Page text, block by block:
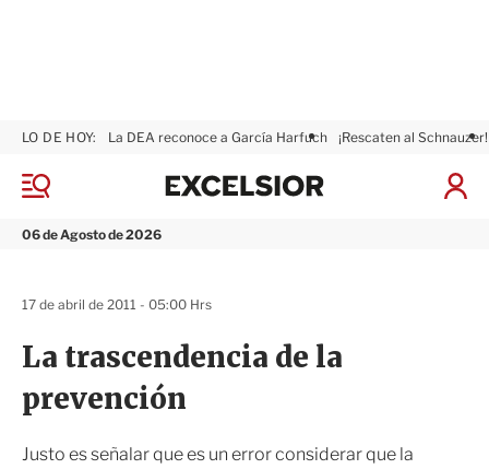
M
n
06 de Agosto de 2026
LO DE HOY: La DEA reconoce a García Harfuch ¡Rescaten al Schnauzer!
I
x
r
La trascendencia de la
prevención
Justo es señalar que es un error considerar que la
17 de abril de 2011 - 05:00 Hrs